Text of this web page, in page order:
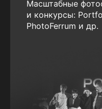
Масштабные
и конкурсы:
PhotoFerrum и др.